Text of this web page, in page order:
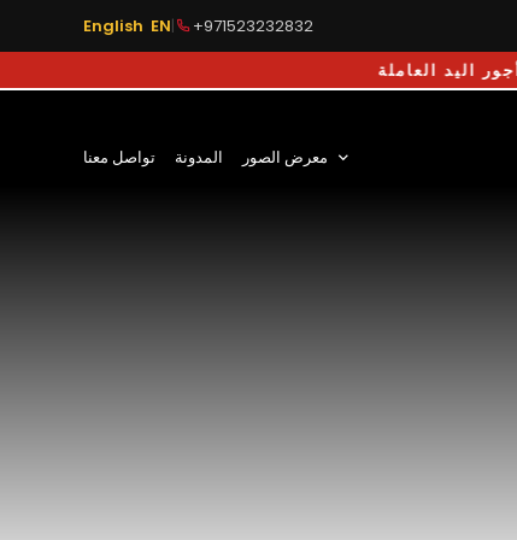
+971523232832
|
English EN
تواصل معنا المدونة